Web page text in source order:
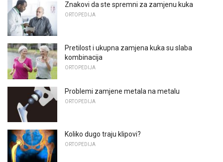
Znakovi da ste spremni za zamjenu kuka
ORTOPEDIJA
Pretilost i ukupna zamjena kuka su slaba
kombinacija
ORTOPEDIJA
Problemi zamjene metala na metalu
ORTOPEDIJA
Koliko dugo traju klipovi?
ORTOPEDIJA